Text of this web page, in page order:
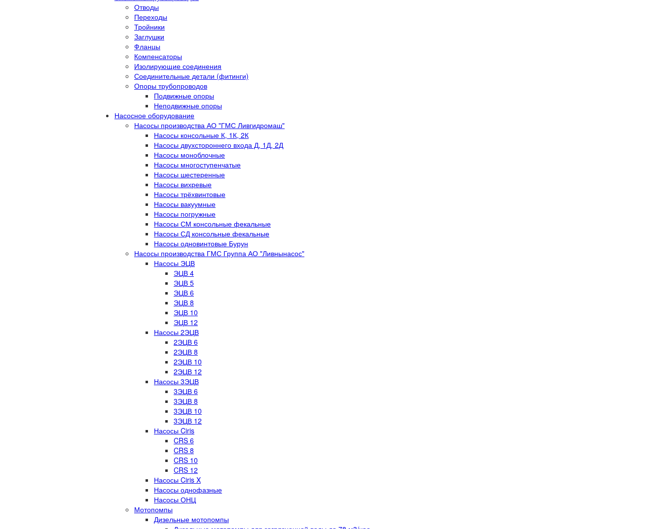
Отводы
Переходы
Тройники
Заглушки
Фланцы
Компенсаторы
Изолирующие соединения
Соединительные детали (фитинги)
Опоры трубопроводов
Подвижные опоры
Неподвижные опоры
Насосное оборудование
Насосы производства АО "ГМС Ливгидромаш"
Насосы консольные К, 1К, 2К
Насосы двухстороннего входа Д, 1Д, 2Д
Насосы моноблочные
Насосы многоступенчатые
Насосы шестеренные
Насосы вихревые
Насосы трёхвинтовые
Насосы вакуумные
Насосы погружные
Насосы СМ консольные фекальные
Насосы СД консольные фекальные
Насосы одновинтовые Бурун
Насосы производства ГМС Группа АО "Ливнынасос"
Насосы ЭЦВ
ЭЦВ 4
ЭЦВ 5
ЭЦВ 6
ЭЦВ 8
ЭЦВ 10
ЭЦВ 12
Насосы 2ЭЦВ
2ЭЦВ 6
2ЭЦВ 8
2ЭЦВ 10
2ЭЦВ 12
Насосы 3ЭЦВ
3ЭЦВ 6
3ЭЦВ 8
3ЭЦВ 10
3ЭЦВ 12
Насосы Ciris
CRS 6
CRS 8
CRS 10
CRS 12
Насосы Ciris X
Насосы однофазные
Насосы ОНЦ
Мотопомпы
Дизельные мотопомпы